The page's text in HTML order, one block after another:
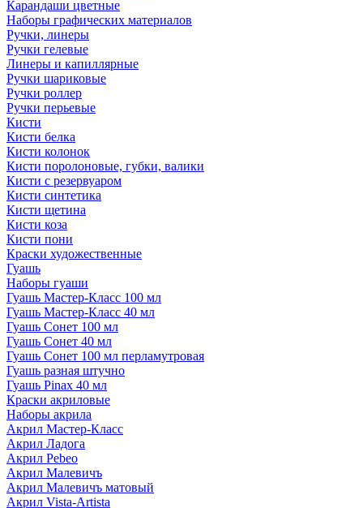
Карандаши цветные
Наборы графических материалов
Ручки, линеры
Ручки гелевые
Линеры и капиллярные
Ручки шариковые
Ручки роллер
Ручки перьевые
Кисти
Кисти белка
Кисти колонок
Кисти поролоновые, губки, валики
Кисти с резервуаром
Кисти синтетика
Кисти щетина
Кисти коза
Кисти пони
Краски художественные
Гуашь
Наборы гуаши
Гуашь Мастер-Класс 100 мл
Гуашь Мастер-Класс 40 мл
Гуашь Сонет 100 мл
Гуашь Сонет 40 мл
Гуашь Сонет 100 мл перламутровая
Гуашь разная штучно
Гуашь Pinax 40 мл
Краски акриловые
Наборы акрила
Акрил Мастер-Класс
Акрил Ладога
Акрил Pebeo
Акрил Малевичъ
Акрил Малевичъ матовый
Акрил Vista-Artista